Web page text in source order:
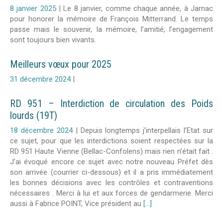
8 janvier 2025 |Le 8 janvier, comme chaque année, à Jarnac
pour honorer la mémoire de François Mitterrand. Le temps
passe mais le souvenir, la mémoire, l’amitié, l’engagement
sont toujours bien vivants.
Meilleurs vœux pour 2025
31 décembre 2024 |
RD 951 – Interdiction de circulation des Poids
lourds (19T)
18 décembre 2024 | Depuis longtemps j’interpellais l’Etat sur
ce sujet, pour que les interdictions soient respectées sur la
RD 951 Haute Vienne (Bellac-Confolens) mais rien n’était fait .
J’ai évoqué encore ce sujet avec notre nouveau Préfet dès
son arrivée (courrier ci-dessous) et il a pris immédiatement
les bonnes décisions avec les contrôles et contraventions
nécessaires . Merci à lui et aux forces de gendarmerie. Merci
aussi à Fabrice POINT, Vice président au [...]